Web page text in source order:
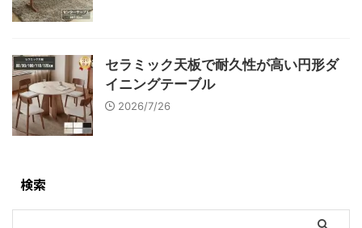
セラミック天板で耐久性が高い円形ダ
イニングテーブル
2026/7/26
検索